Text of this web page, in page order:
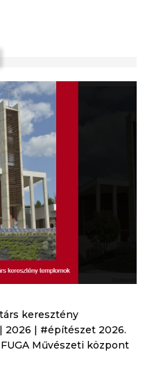
keresztény
2026 | #építészet 2026.
Művészeti központ